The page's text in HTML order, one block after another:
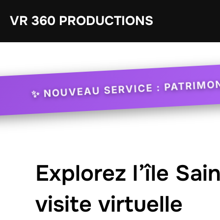
✨ NOUVEAU SERVICE :
VR 360 PRODUCTIONS
Visite virtuelle
Explorez l’île
visite virtuelle